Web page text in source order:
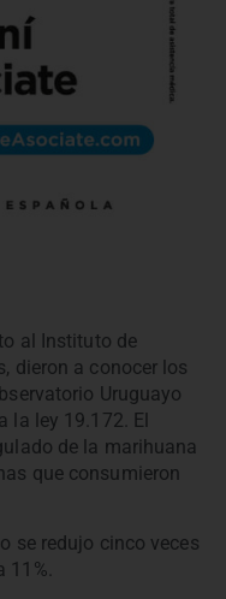
al Instituto de
dieron a conocer los
Uruguayo
la ley 19.172. El
de la marihuana
que consumieron
se redujo cinco veces
11%.